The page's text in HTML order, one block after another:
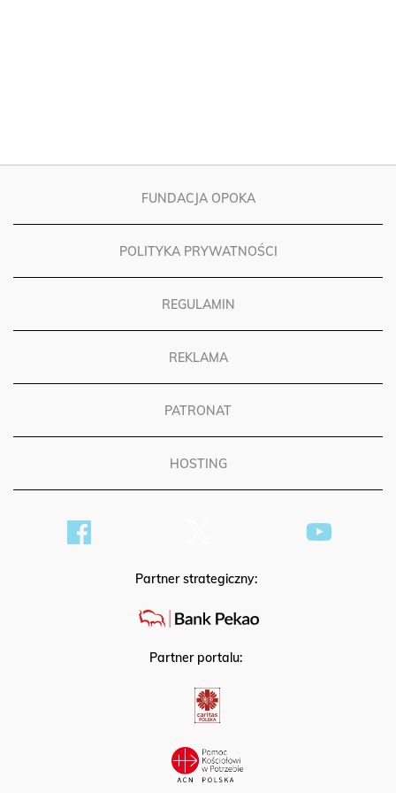
FUNDACJA OPOKA
POLITYKA PRYWATNOŚCI
REGULAMIN
REKLAMA
PATRONAT
HOSTING
Partner strategiczny:
Partner portalu: